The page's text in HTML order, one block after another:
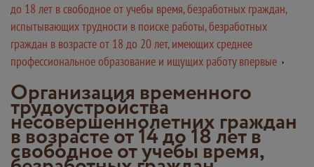
до 18 лет в свободное от учебы время, безработных граждан,
испытывающих трудности в поиске работы, безработных
граждан в возрасте от 18 до 20 лет, имеющих среднее
профессиональное образование и ищущих работу впервые
Организация временного
трудоустройства
несовершеннолетних граждан
в возрасте от 14 до 18 лет в
свободное от учебы время,